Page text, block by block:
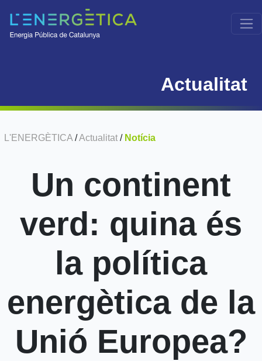
Actualitat
L'ENERGÈTICA /Actualitat / Notícia
Un continent
verd: quina és
la política
energètica de la
Unió Europea?